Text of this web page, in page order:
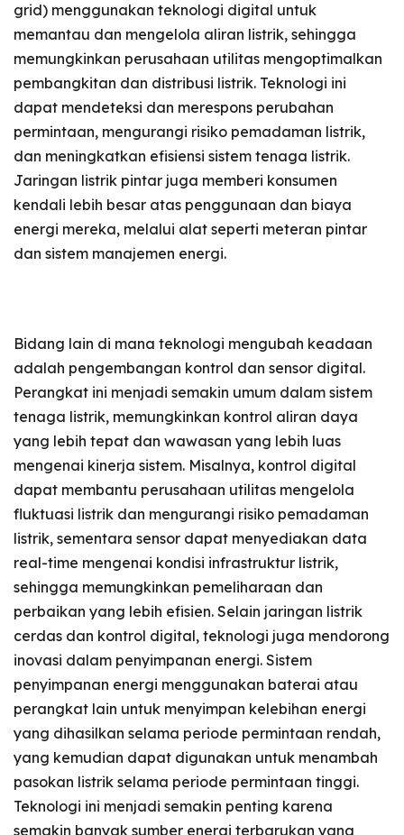
grid) menggunakan teknologi digital untuk
memantau dan mengelola aliran listrik, sehingga
memungkinkan perusahaan utilitas mengoptimalkan
pembangkitan dan distribusi listrik. Teknologi ini
dapat mendeteksi dan merespons perubahan
permintaan, mengurangi risiko pemadaman listrik,
dan meningkatkan efisiensi sistem tenaga listrik.
Jaringan listrik pintar juga memberi konsumen
kendali lebih besar atas penggunaan dan biaya
energi mereka, melalui alat seperti meteran pintar
dan sistem manajemen energi.
Bidang lain di mana teknologi mengubah keadaan
adalah pengembangan kontrol dan sensor digital.
Perangkat ini menjadi semakin umum dalam sistem
tenaga listrik, memungkinkan kontrol aliran daya
yang lebih tepat dan wawasan yang lebih luas
mengenai kinerja sistem. Misalnya, kontrol digital
dapat membantu perusahaan utilitas mengelola
fluktuasi listrik dan mengurangi risiko pemadaman
listrik, sementara sensor dapat menyediakan data
real-time mengenai kondisi infrastruktur listrik,
sehingga memungkinkan pemeliharaan dan
perbaikan yang lebih efisien. Selain jaringan listrik
cerdas dan kontrol digital, teknologi juga mendorong
inovasi dalam penyimpanan energi. Sistem
penyimpanan energi menggunakan baterai atau
perangkat lain untuk menyimpan kelebihan energi
yang dihasilkan selama periode permintaan rendah,
yang kemudian dapat digunakan untuk menambah
pasokan listrik selama periode permintaan tinggi.
Teknologi ini menjadi semakin penting karena
semakin banyak sumber energi terbarukan yang